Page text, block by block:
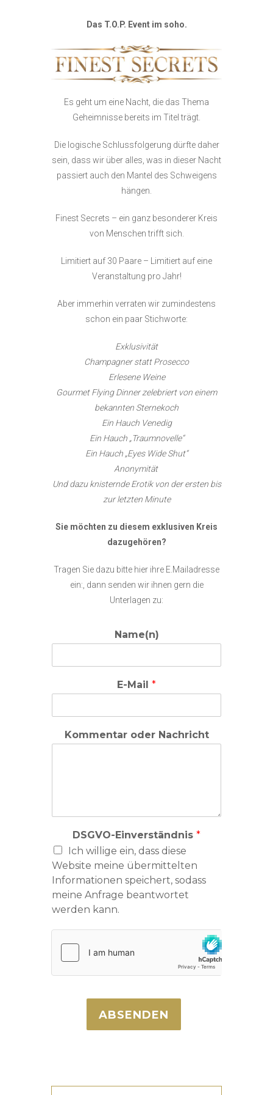
Das T.O.P. Event im soho.
Es geht um eine Nacht, die das Thema
Geheimnisse bereits im Titel trägt.
Die logische Schlussfolgerung dürfte daher
sein, dass wir über alles, was in dieser Nacht
passiert auch den Mantel des Schweigens
hängen.
Finest Secrets – ein ganz besonderer Kreis
von Menschen trifft sich.
Limitiert auf 30 Paare – Limitiert auf eine
Veranstaltung pro Jahr!
Aber immerhin verraten wir zumindestens
schon ein paar Stichworte:
Exklusivität
Champagner statt Prosecco
Erlesene Weine
Gourmet Flying Dinner zelebriert von einem
bekannten Sternekoch
Ein Hauch Venedig
Ein Hauch „Traumnovelle“
Ein Hauch „Eyes Wide Shut“
Anonymität
Und dazu knisternde Erotik von der ersten bis
zur letzten Minute
Sie möchten zu diesem exklusiven Kreis
dazugehören?
Tragen Sie dazu bitte hier ihre E.Mailadresse
ein:, dann senden wir ihnen gern die
Unterlagen zu:
Name(n)
E-Mail *
Kommentar oder Nachricht
DSGVO-Einverständnis *
Ich willige ein, dass diese
Website meine übermittelten
Informationen speichert, sodass
meine Anfrage beantwortet
werden kann.
ABSENDEN